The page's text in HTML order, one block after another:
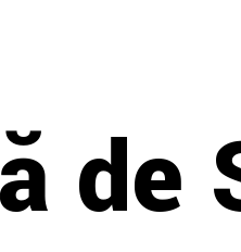
de